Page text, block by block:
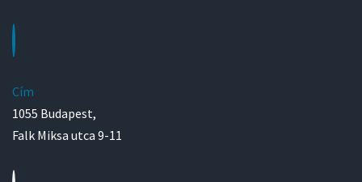
Cím
1055 Budapest,
Falk Miksa utca 9-11